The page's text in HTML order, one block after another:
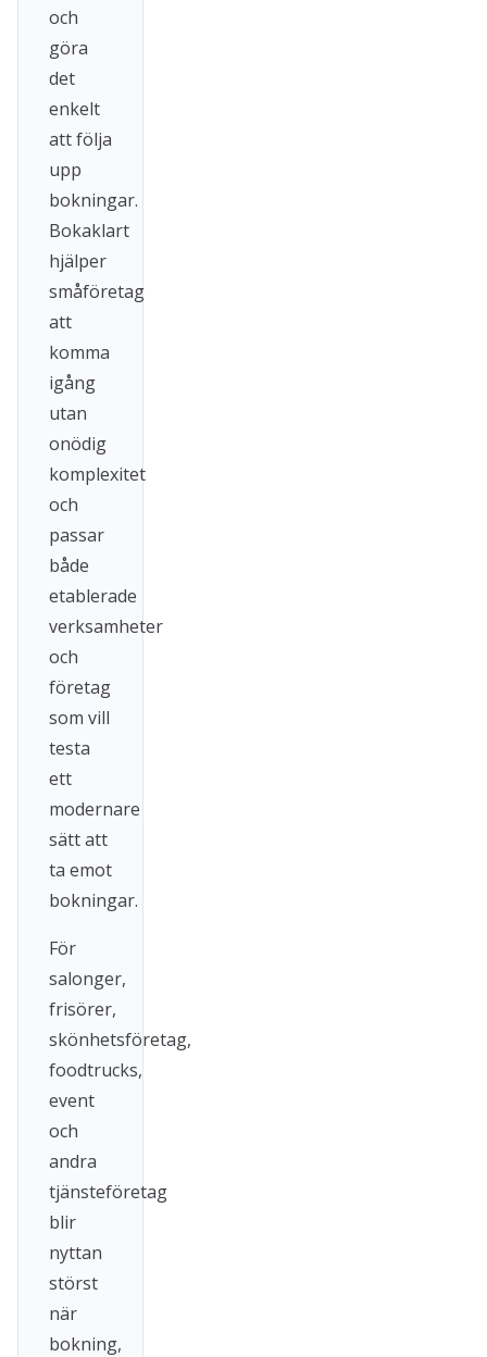
och
göra
det
enkelt
att följa
upp
bokningar.
Bokaklart
hjälper
småföretag
att
komma
igång
utan
onödig
komplexitet
och
passar
både
etablerade
verksamheter
och
företag
som vill
testa
ett
modernare
sätt att
ta emot
bokningar.
För
salonger,
frisörer,
skönhetsföretag,
foodtrucks,
event
och
andra
tjänsteföretag
blir
nyttan
störst
när
bokning,